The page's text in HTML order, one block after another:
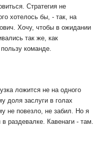
Стратегия не
хотелось бы, - так, на
Хочу, чтобы в ожидании
так же, как
команде.
ложится не на одного
доля заслуги в голах
не повезло, не забил. Но я
раздевалке. Кавенаги - там.